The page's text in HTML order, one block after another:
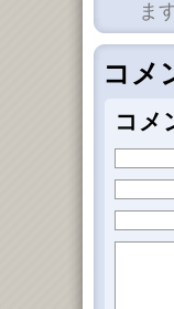
ま
コメ
コメ